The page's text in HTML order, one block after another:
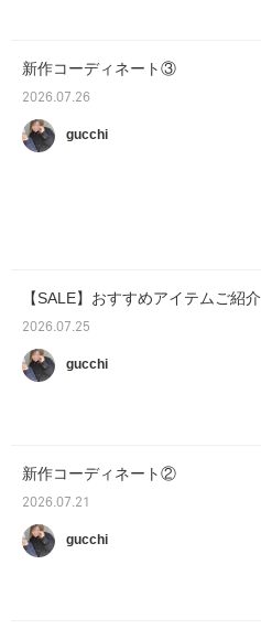
新作コーディネート③
2026.07.26
gucchi
【SALE】おすすめアイテムご紹介
2026.07.25
gucchi
新作コーディネート②
2026.07.21
gucchi